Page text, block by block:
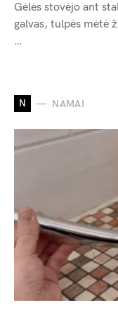
Gėlės stovėjo ant
galvas, tulpės mėtė
…
N NAMAI